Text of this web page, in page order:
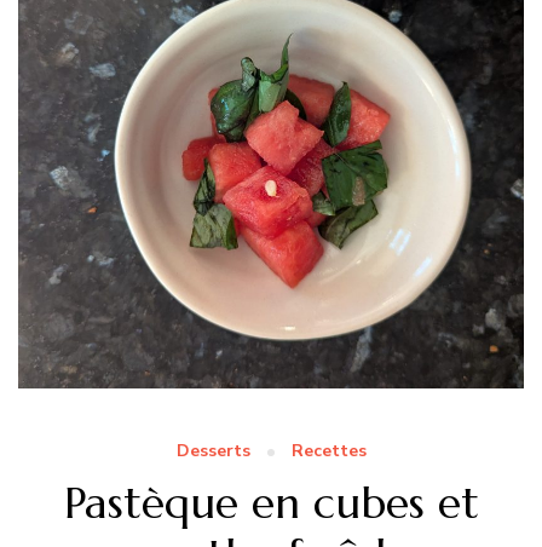
Desserts Recettes
Pastèque en cubes et